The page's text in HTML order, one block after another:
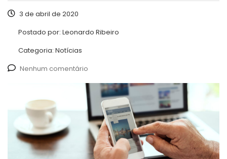
3 de abril de 2020
Postado por: Leonardo Ribeiro
Categoria: Notícias
Nenhum comentário